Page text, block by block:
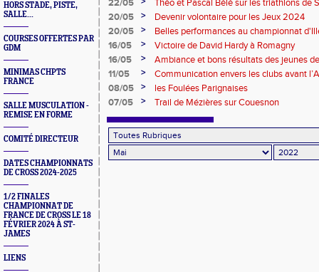
HORS STADE, PISTE,
SALLE...
COURSES OFFERTES PAR
GDM
MINIMAS CHPTS
FRANCE
SALLE MUSCULATION -
REMISE EN FORME
COMITÉ DIRECTEUR
DATES CHAMPIONNATS
DE CROSS 2024-2025
1/2 FINALES
CHAMPIONNAT DE
FRANCE DE CROSS LE 18
FÉVRIER 2024 À ST-
JAMES
LIENS
22/05
Théo et Pascal Bélé sur les triathlons de
20/05
>
Devenir volontaire pour les Jeux 2024
20/05
>
Belles performances au championnat
16/05
>
Victoire de David Hardy à Romagny
16/05
>
Ambiance et bons résultats des jeunes
mai
11/05 >
Communication envers les clubs avant
vendredi 13 mai 2022 (ligue de
08/05 >
les Foulées Parignaises
07/05
> Trail de Mézières sur Couesnon